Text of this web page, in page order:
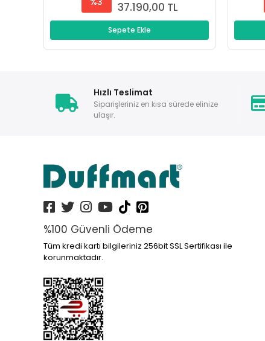
37.190,00 TL
Sepete Ekle
Hızlı Teslimat
Siparişleriniz en kısa sürede elinize
ulaşır.
%100 Güvenli Ödeme
Tüm kredi kartı bilgileriniz 256bit SSL Sertifikası ile
korunmaktadır.